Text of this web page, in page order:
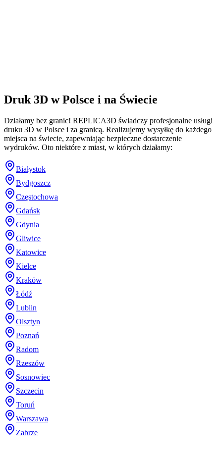
Druk 3D w Polsce i na Świecie
Działamy bez granic! REPLICA3D świadczy profesjonalne usługi
druku 3D w Polsce i za granicą. Realizujemy wysyłkę do każdego
miejsca na świecie, zapewniając bezpieczne dostarczenie
wydruków. Oto niektóre z miast, w których działamy:
Białystok
Bydgoszcz
Częstochowa
Gdańsk
Gdynia
Gliwice
Katowice
Kielce
Kraków
Łódź
Lublin
Olsztyn
Poznań
Radom
Rzeszów
Sosnowiec
Szczecin
Toruń
Warszawa
Zabrze